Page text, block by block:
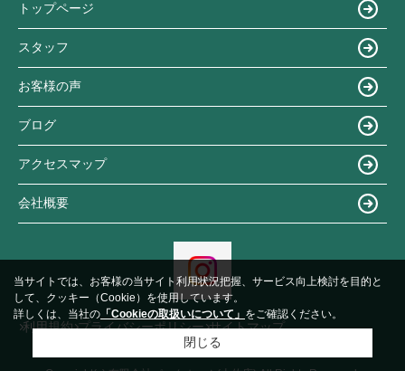
トップページ
スタッフ
お客様の声
ブログ
アクセスマップ
会社概要
利用規約 プライバシーポリシー サイトマップ
当サイトでは、お客様の当サイト利用状況把握、サービス向上検討を目的と
して、クッキー（Cookie）を使用しています。
詳しくは、当社の 「Cookieの取扱いについて」 をご確認ください。
閉じる